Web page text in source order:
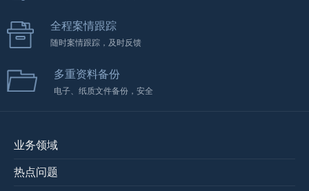
全程案情跟踪
随时案情跟踪，及时反馈
多重资料备份
电子、纸质文件备份，安全
业务领域
热点问题